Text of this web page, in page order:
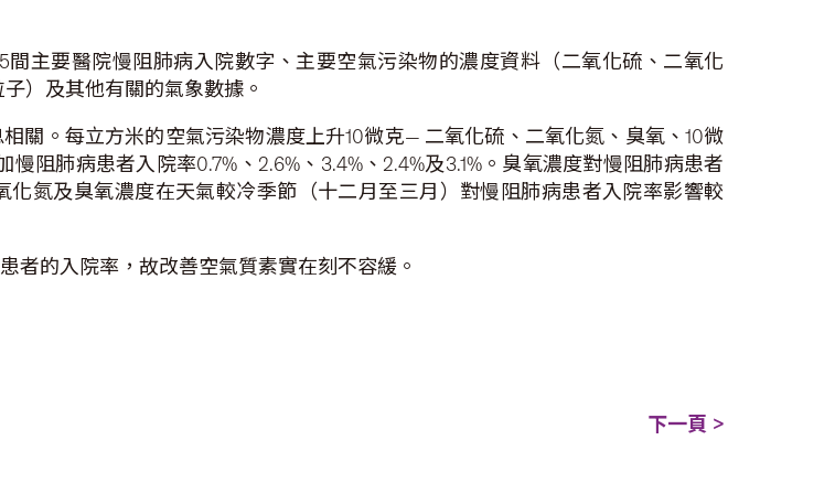
主要醫院慢阻肺病入院數字、主要空氣污染物的濃度資料（二氧化硫、二氧化
）及其他有關的氣象數據。
關。每立方米的空氣污染物濃度上升10微克— 二氧化硫、二氧化氮、臭氧、10微
阻肺病患者入院率0.7%、2.6%、3.4%、2.4%及3.1%。臭氧濃度對慢阻肺病患者
氮及臭氧濃度在天氣較冷季節（十二月至三月）對慢阻肺病患者入院率影響較
者的入院率，故改善空氣質素實在刻不容緩。
下一頁 >